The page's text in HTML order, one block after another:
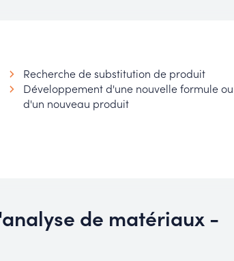
Recherche de substitution de produit
Développement d'une nouvelle formule ou
d'un nouveau produit
de matériaux -